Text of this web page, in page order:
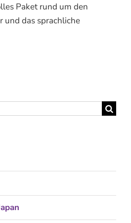
Paket rund um den
und das sprachliche